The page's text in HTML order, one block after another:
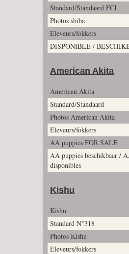
Standard/Standaard FCI
Photos shiba
Eleveurs/fokkers
DISPONIBLE /
American Akita
American Akita
Standard/Standaard
Photos American Akita
Eleveurs/fokkers
AA puppies FOR SALE
AA puppies beschikbaar /
disponibles
Kishu
Kishu
Standard N°318
Photos Kishu
Eleveurs/fokkers